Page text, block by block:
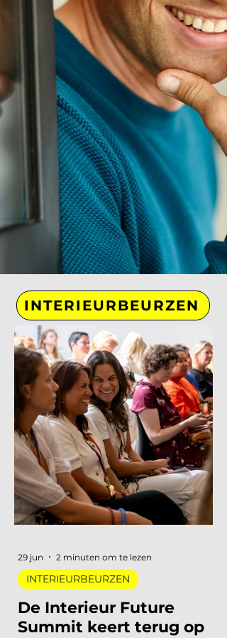
Marleen | Interieur Nieuws
2 mei 2023
3 minuten om te lezen
PODCAST
De Interieur Club
Podcast in mei: Kelly
Claessens, Michiel de
Zeeuw, Marie-Gon en
Elise Luttik!
In mei hele diverse onderwerpen en
INTERIEURBEURZEN
29 jun 2 minuten om te lezen